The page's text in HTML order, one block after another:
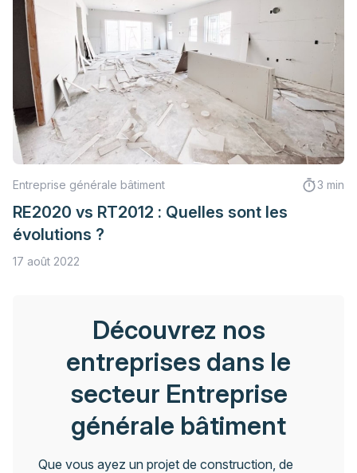
Entreprise générale bâtiment 3 min
RE2020 vs RT2012 : Quelles sont les
évolutions ?
17 août 2022
Découvrez nos
entreprises dans le
secteur Entreprise
générale bâtiment
Que vous ayez un projet de construction, de